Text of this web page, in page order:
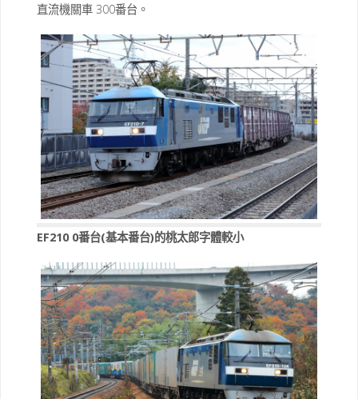
直流機關車 300番台。
EF210 0番台(基本番台)的桃太郎字體較小